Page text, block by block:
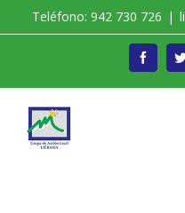
Teléfono: 942 730 726 |